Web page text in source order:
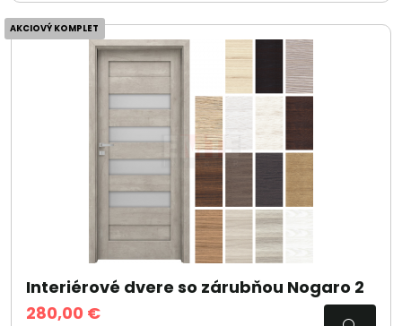
AKCIOVÝ KOMPLET
Interiérové dvere so zárubňou Nogaro 2
280,00 €